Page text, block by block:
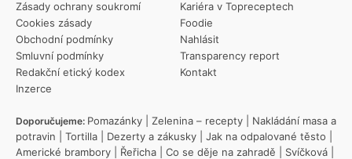
Zásady ochrany soukromí
Cookies zásady
Obchodní podmínky
Smluvní podmínky
Redakční etický kodex
Inzerce
Kariéra v Topreceptech
Foodie
Nahlásit
Transparency report
Kontakt
Doporučujeme: Pomazánky Zelenina – recepty
Nakládání masa a
potravin
Tortilla Dezerty a zákusky Jak na odpalované těsto
Americké brambory
Řeřicha Co se děje na zahradě Svíčková